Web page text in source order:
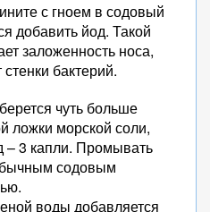
с гноем в содовый
добавить йод. Такой
заложенность носа,
бактерий.
чуть больше
ложки морской соли,
– 3 капли. Промывать
содовым
воды добавляется